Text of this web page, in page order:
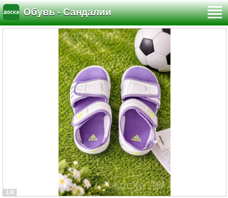
Обувь - Сандалии
1/4